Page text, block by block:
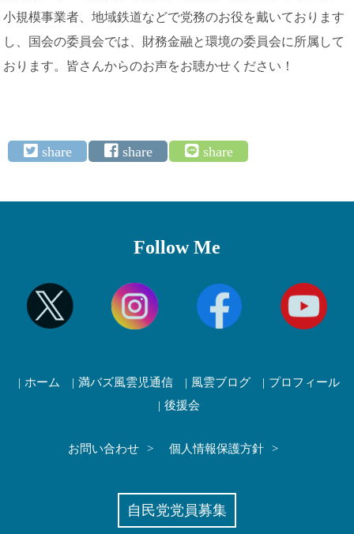
小規模事業者、地域鉄道などで党務のお役を戴いております
し、国会の委員会では、財務金融と環境の委員会に所属して
おります。皆さんからのお声をお聴かせください！
Follow Me
ホーム 満バズ風雲児通信 風雲ブログ
プロフィール
後援会
お問い合わせ 個人情報保護方針
自民党党員募集